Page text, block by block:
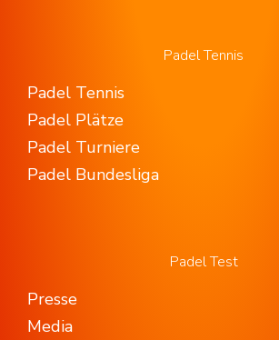
Padel Tennis
Padel Tennis
Padel Plätze
Padel Turniere
Padel Bundesliga
Padel Test
Presse
Media